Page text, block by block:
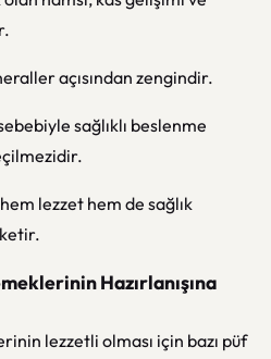
açısından zengindir.
sağlıklı beslenme
lezzet hem de sağlık
Hazırlanışına
lezzetli olması için bazı püf